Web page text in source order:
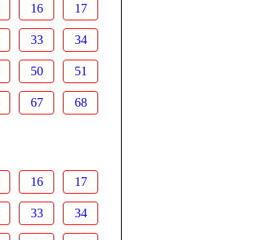
16 17
33 34
50 51
67 68
16 17
33 34